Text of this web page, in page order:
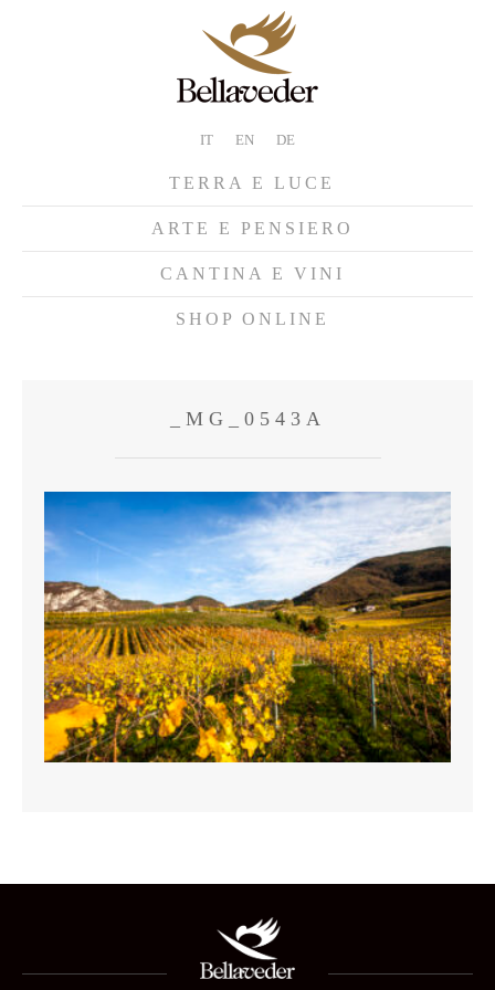
IT EN DE
TERRA E LUCE
ARTE E PENSIERO
CANTINA E VINI
SHOP ONLINE
_MG_0543A